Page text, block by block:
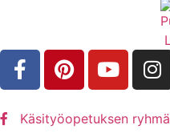
Käsityöopetuksen ryhmä